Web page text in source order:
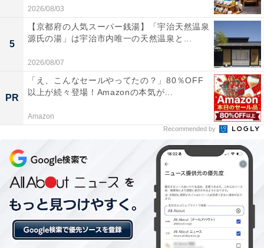
2026/08/03
5
【京都府の人気スーパー銭湯】「宇治天然温泉
源氏の湯」は宇治市内唯一の天然温泉と...
2026/08/07
PR
「え、こんなセールやってたの？」80％OFF
以上が続々登場！Amazonの本気が...
Amazon
Recommended by